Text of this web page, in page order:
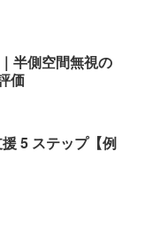
半側空間無視の
価
5 ステップ【例